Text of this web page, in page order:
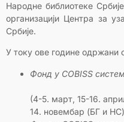
Народне библиотеке
организацији Центра за
Србије.
У току ове године одржани
Фонд у COBISS
(4-5. март, 15-16.
14. новембар (БГ и